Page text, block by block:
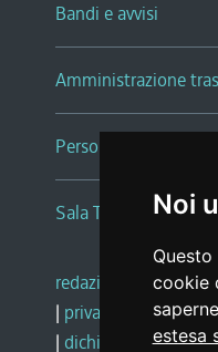
Noi
cookie
estesa
Bandi e avvisi
Amministrazione
Persone e Uffici
Sala Tiziano Tessitori
redazione web |
| privacy
social
| dichiarazione di